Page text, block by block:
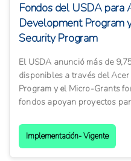
Fondos del USDA para
Development Program
Security Program
El USDA anunció más de
disponibles a través del
Program y el Micro-Grants
fondos apoyan proyectos
Implementación- Vigente